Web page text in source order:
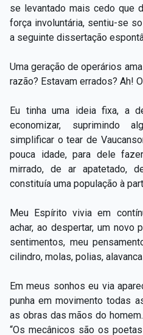
se levantado mais cedo que
força involuntária, sentiu-se
a seguinte dissertação
Uma geração de operários
razão? Estavam errados? Ah!
Eu tinha uma ideia fixa, a
economizar, suprimindo
simplificar o tear de
pouca idade, para dele
mirrado, de ar apatetado,
constituía uma população à
Meu Espírito vivia em
achar, ao despertar, um novo
sentimentos, meu
cilindro, molas, polias,
Em meus sonhos eu via
punha em movimento todas
as obras das mãos do
“Os mecânicos são os